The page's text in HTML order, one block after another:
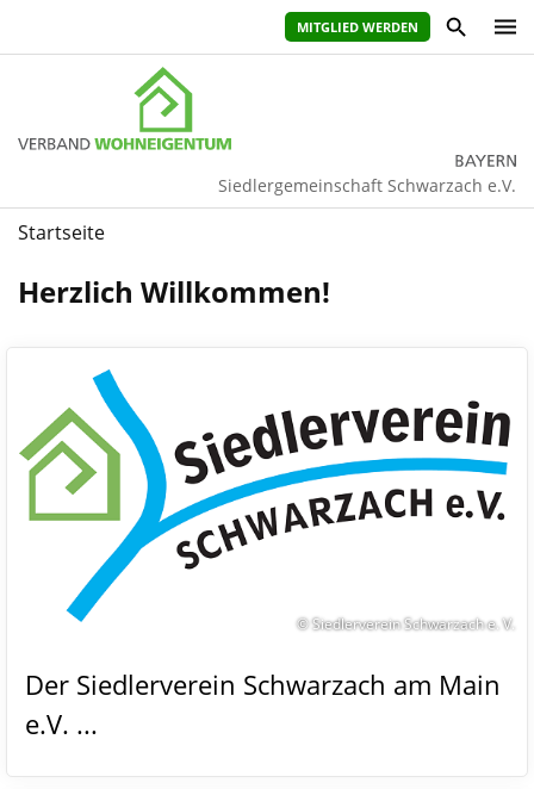
MITGLIED WERDEN
Siedlergemeinschaft Schwarzach e.V.
Startseite
Herzlich Willkommen!
© Siedlerverein Schwarzach e. V.
Der Siedlerverein Schwarzach am Main
e.V. ...